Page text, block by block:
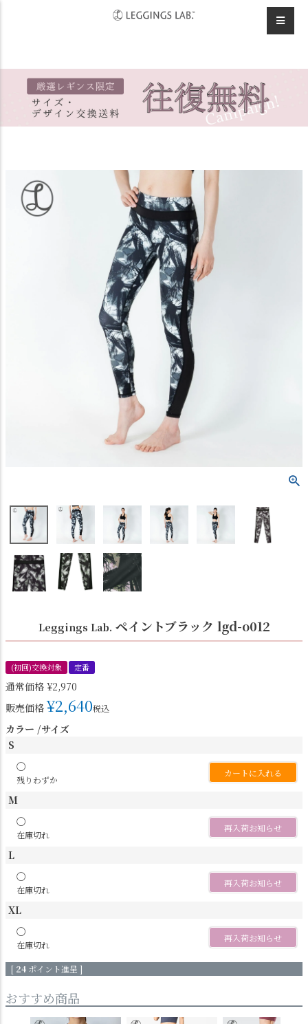
Leggings Lab. ペイントブラック lgd-o012
(初回)交換対象 定番
通常価格 ¥2,970
販売価格 ¥2,640税込
カラー サイズ
S
〇
残りわずか
カートに入れる
M
〇
在庫切れ
再入荷お知らせ
L
〇
在庫切れ
再入荷お知らせ
XL
〇
在庫切れ
再入荷お知らせ
[ 24 ポイント進呈 ]
おすすめ商品